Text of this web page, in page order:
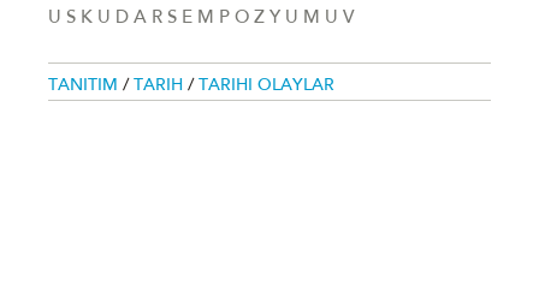
U S K U D A R S E M P O Z Y U M U V
TANITIM / TARIH / TARIHI OLAYLAR